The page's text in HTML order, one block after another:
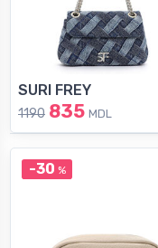
SURI FREY
1190 835 MDL
-30 %